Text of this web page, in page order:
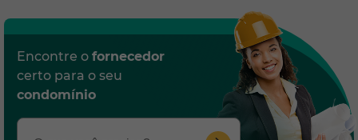
Encontre o fornecedor
certo para o seu
condomínio